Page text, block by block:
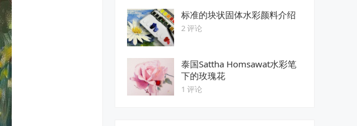
标准的块状固体水彩颜料介绍
2 评论
泰国Sattha Homsawat水彩笔
下的玫瑰花
1 评论